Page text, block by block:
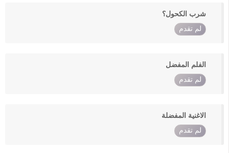
شرب الكحول؟
لم تقدم
الفلم المفضل
لم تقدم
الاغنية المفضلة
لم تقدم